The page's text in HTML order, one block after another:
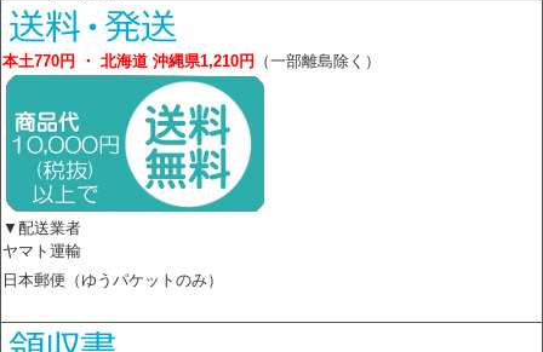
本土770円 ・ 北海道 沖縄県1,210円 （一部離島除く）
▼配送業者
ヤマト運輸
日本郵便（ゆうパケットのみ）